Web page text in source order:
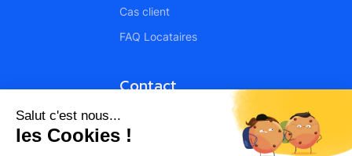
Cas client
FAQ Locataires
Contact
Contact
Devenir partenaire